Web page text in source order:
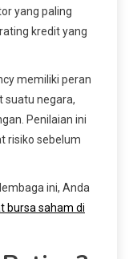
yang paling
kredit yang
memiliki peran
suatu negara,
Penilaian ini
risiko sebelum
ini, Anda
bursa saham di